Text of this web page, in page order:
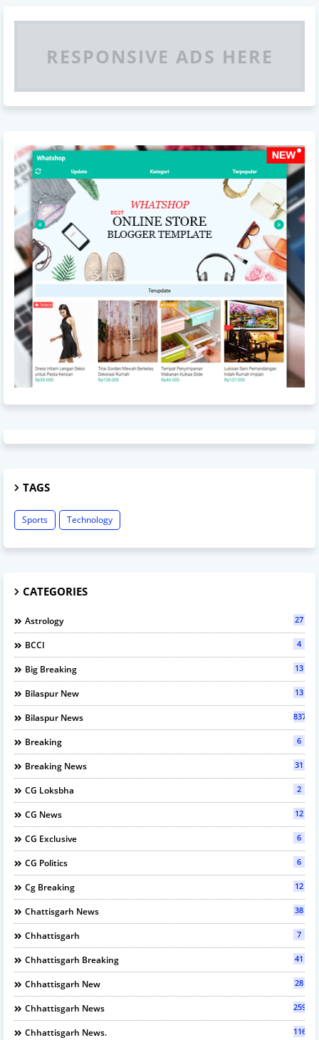
RESPONSIVE ADS HERE
TAGS
Sports Technology
CATEGORIES
Astrology 27
BCCI 4
Big Breaking 13
Bilaspur New 13
Bilaspur News 837
Breaking 6
Breaking News 31
CG Loksbha 2
CG News 12
CG Exclusive 6
CG Politics 6
Cg Breaking 12
Chattisgarh News 38
Chhattisgarh 7
Chhattisgarh Breaking 41
Chhattisgarh New 28
Chhattisgarh News 2597
Chhattisgarh News. 116